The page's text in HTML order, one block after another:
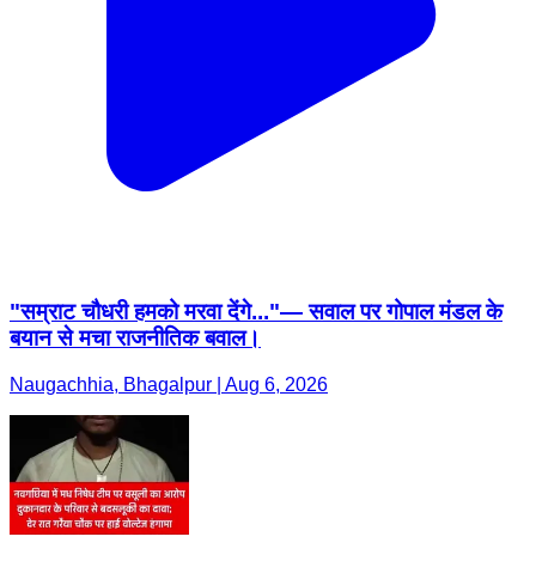
"सम्राट चौधरी हमको मरवा देंगे..."— सवाल पर गोपाल मंडल के
बयान से मचा राजनीतिक बवाल।
Naugachhia, Bhagalpur | Aug 6, 2026